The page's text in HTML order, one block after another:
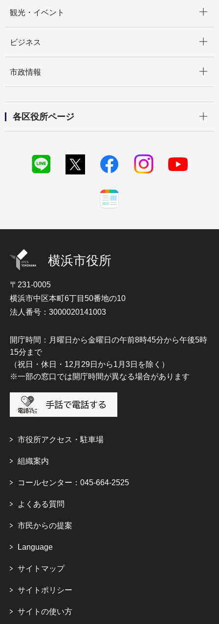
観光・イベント
ビジネス
市政情報
各区役所ページ
横浜市役所
〒231-0005
横浜市中区本町6丁目50番地の10
法人番号：3000020141003
開庁時間：月曜日から金曜日の午前8時45分から午後5時
15分まで
（祝日・休日・12月29日から1月3日を除く）
※一部の窓口では開庁時間が異なる場合があります
市役所アクセス・駐車場
組織案内
コールセンター：045-664-2525
よくある質問
市民からの提案
Language
サイトマップ
サイトポリシー
サイトの使い方